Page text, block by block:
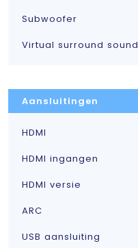
Subwoofer
Virtual surround sound
Aansluitingen
HDMI
HDMI ingangen
HDMI versie
ARC
USB aansluiting